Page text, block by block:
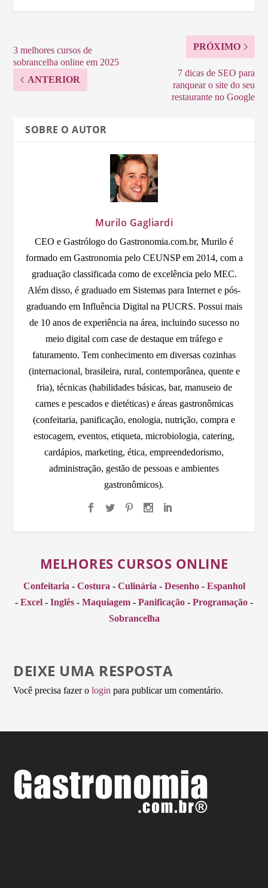
3 melhores cursos de
sobrancelha online em 2025
ANTERIOR
PRÓXIMO
7 dicas de SEO para
ranquear o site do seu
restaurante no Google
SOBRE O AUTOR
Murilo Gagliardi
CEO e Gastrólogo do Gastronomia.com.br, Murilo é
formado em Gastronomia pelo CEUNSP em 2014, com a
graduação classificada como de excelência pelo MEC.
Além disso, é graduado em Sistemas para Internet e pós-
graduando em Influência Digital na PUCRS. Possui mais
de 10 anos de experiência na área, incluindo sucesso no
meio digital com case de destaque em tráfego e
faturamento. Tem conhecimento em diversas cozinhas
(internacional, brasileira, rural, contemporânea, quente e
fria), técnicas (habilidades básicas, bar, manuseio de
carnes e pescados e dietéticas) e áreas gastronômicas
(confeitaria, panificação, enologia, nutrição, compra e
estocagem, eventos, etiqueta, microbiologia, catering,
cardápios, marketing, ética, empreendedorismo,
administração, gestão de pessoas e ambientes
gastronômicos).
MELHORES CURSOS ONLINE
Confeitaria - Costura - Culinária - Desenho- Espanhol
- Excel - Inglês - Maquiagem - Panificação - Programação -
Sobrancelha
DEIXE UMA RESPOSTA
Você precisa fazer ologin para publicar um comentário.